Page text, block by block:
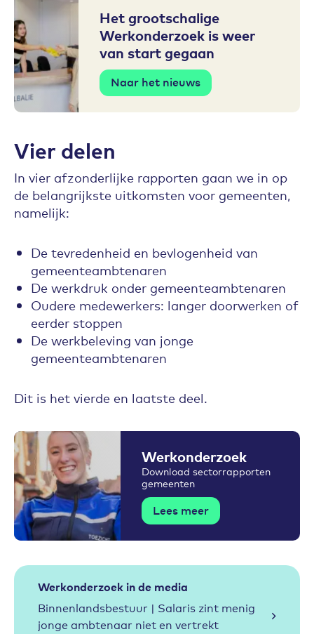
Het grootschalige
Werkonderzoek is weer
van start gegaan
Naar het nieuws
Vier delen
In vier afzonderlijke rapporten gaan we in op
de belangrijkste uitkomsten voor gemeenten,
namelijk:
De tevredenheid en bevlogenheid van
gemeenteambtenaren
De werkdruk onder gemeenteambtenaren
Oudere medewerkers: langer doorwerken of
eerder stoppen
De werkbeleving van jonge
gemeenteambtenaren
Dit is het vierde en laatste deel.
Werkonderzoek
Download sectorrapporten
gemeenten
Lees meer
Werkonderzoek in de media
Binnenlandsbestuur | Salaris zint menig
jonge ambtenaar niet en vertrekt